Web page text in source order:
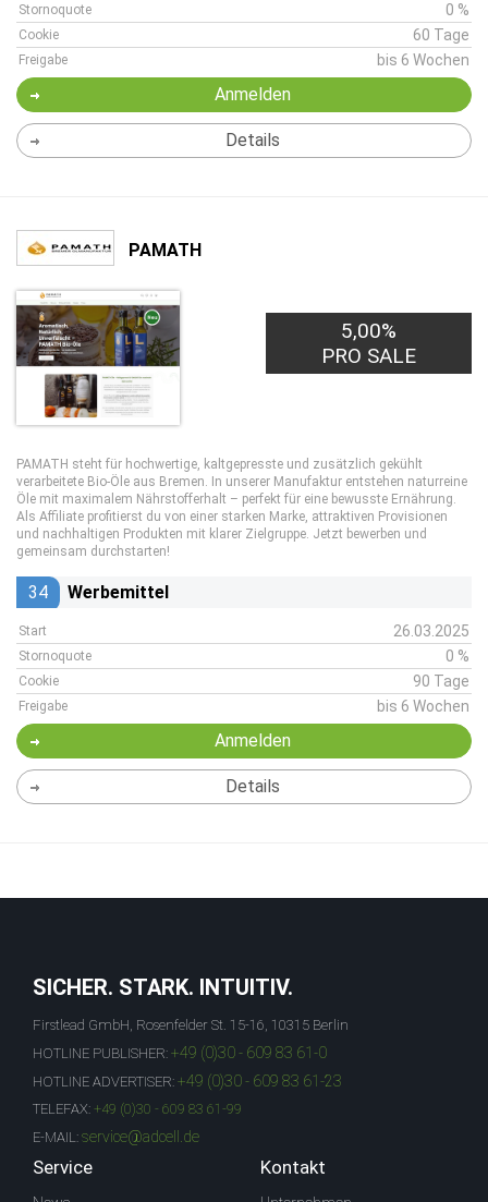
Stornoquote 0 %
Cookie 60 Tage
Freigabe bis 6 Wochen
Anmelden
Details
PAMATH
5,00%
PRO SALE
PAMATH steht für hochwertige, kaltgepresste und zusätzlich gekühlt
verarbeitete Bio-Öle aus Bremen. In unserer Manufaktur entstehen naturreine
Öle mit maximalem Nährstofferhalt – perfekt für eine bewusste Ernährung.
Als Affiliate profitierst du von einer starken Marke, attraktiven Provisionen
und nachhaltigen Produkten mit klarer Zielgruppe. Jetzt bewerben und
gemeinsam durchstarten!
34 Werbemittel
Start 26.03.2025
Stornoquote 0 %
Cookie 90 Tage
Freigabe bis 6 Wochen
Anmelden
Details
SICHER. STARK. INTUITIV.
Firstlead GmbH, Rosenfelder St. 15-16, 10315 Berlin
HOTLINE PUBLISHER: +49 (0)30 - 609 83 61-0
HOTLINE ADVERTISER: +49 (0)30 - 609 83 61-23
TELEFAX: +49 (0)30 - 609 83 61-99
E-MAIL: service@adcell.de
Service Kontakt